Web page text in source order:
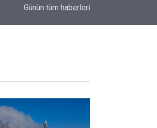
Okullarında yapay zeka ile kopyaya karşı
Günün tüm haberleri